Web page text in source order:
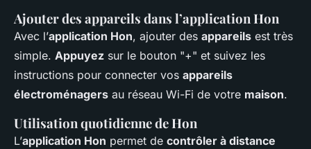
Ajouter des appareils dans l’application Hon
Avec l’application Hon, ajouter des appareils est très
simple. Appuyez sur le bouton "+" et suivez les
instructions pour connecter vos appareils
électroménagers au réseau Wi-Fi de votre maison.
Utilisation quotidienne de Hon
L’application Hon permet de contrôler à distance